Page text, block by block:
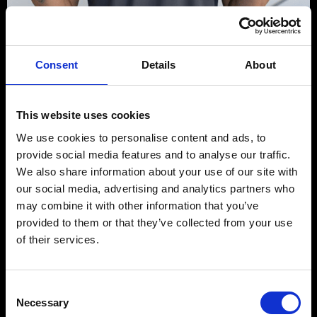
Consent Details About
This website uses cookies
We use cookies to personalise content and ads, to
provide social media features and to analyse our traffic.
We also share information about your use of our site with
our social media, advertising and analytics partners who
may combine it with other information that you’ve
provided to them or that they’ve collected from your use
of their services.
Selection
Necessary
Matteo
Buccitti